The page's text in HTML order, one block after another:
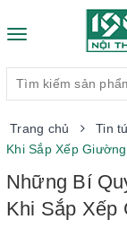
Toggle
Trang chủ Tin
Khi Sắp Xếp
Những Bí
Khi Sắp Xếp